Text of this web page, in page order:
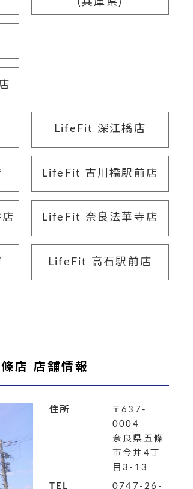
LifeFit 深江橋店
LifeFit 古川橋駅前店
LifeFit 奈良法華寺店
LifeFit 高石駅前店
店 店舗情報
住所
〒637-
0004
奈良県五條
市今井4丁
目3-13
TEL 0747-26-